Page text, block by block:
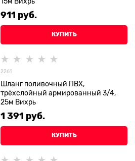
911 руб.
КУПИТЬ
2261
Шланг поливочный ПВХ,
трёхслойный армированный 3/4,
25м Вихрь
1 391 руб.
КУПИТЬ